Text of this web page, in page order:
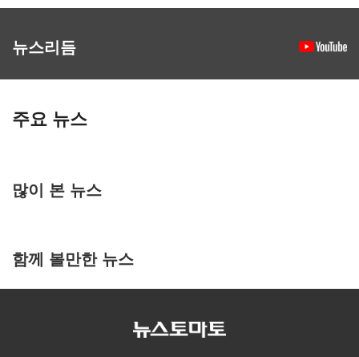
뉴스리듬
주요 뉴스
많이 본 뉴스
함께 볼만한 뉴스